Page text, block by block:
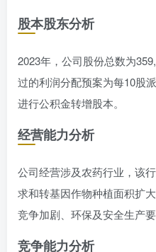
股本股东分析
2023年，公司股份总数为
过的利润分配预案为每10股
进行公积金转增股本。
经营能力分析
公司经营涉及农药行业，该
求和转基因作物种植面积扩
竞争加剧、环保及安全生产要
竞争能力分析